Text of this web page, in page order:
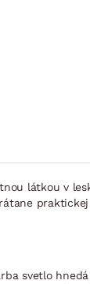
látkou v
svetlo